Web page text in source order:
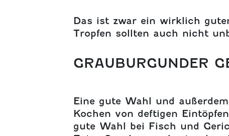
Das ist zwar ein wirklich
Tropfen sollten auch nicht
GRAUBURGUNDER
Eine gute Wahl und
Kochen von deftigen
gute Wahl bei Fisch und